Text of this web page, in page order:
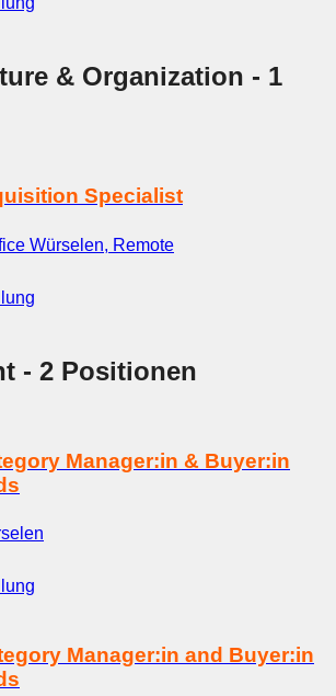
& Organization - 1
Specialist
Würselen, Remote
- 2 Positionen
Manager:in & Buyer:in
Manager:in and Buyer:in